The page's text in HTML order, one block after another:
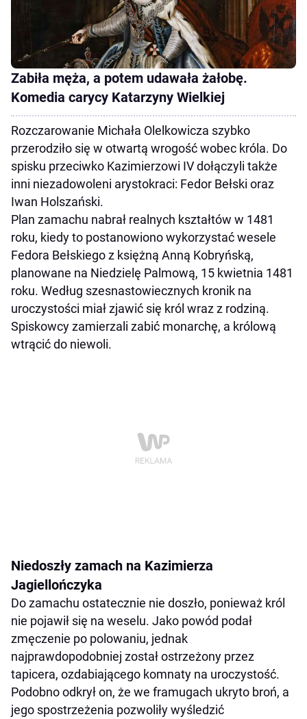
Zabiła męża, a potem udawała żałobę.
Komedia carycy Katarzyny Wielkiej
Rozczarowanie Michała Olelkowicza szybko
przerodziło się w otwartą wrogość wobec króla. Do
spisku przeciwko Kazimierzowi IV dołączyli także
inni niezadowoleni arystokraci: Fedor Bełski oraz
Iwan Holszański.
Plan zamachu nabrał realnych kształtów w 1481
roku, kiedy to postanowiono wykorzystać wesele
Fedora Bełskiego z księżną Anną Kobryńską,
planowane na Niedzielę Palmową, 15 kwietnia 1481
roku. Według szesnastowiecznych kronik na
uroczystości miał zjawić się król wraz z rodziną.
Spiskowcy zamierzali zabić monarchę, a królową
wtrącić do niewoli.
Niedoszły zamach na Kazimierza
Jagiellończyka
Do zamachu ostatecznie nie doszło, ponieważ król
nie pojawił się na weselu. Jako powód podał
zmęczenie po polowaniu, jednak
najprawdopodobniej został ostrzeżony przez
tapicera, ozdabiającego komnaty na uroczystość.
Podobno odkrył on, że we framugach ukryto broń, a
jego spostrzeżenia pozwoliły wyśledzić